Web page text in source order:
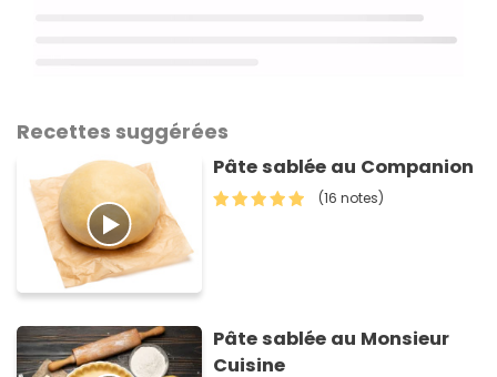
Recettes suggérées
Pâte sablée au Companion
(16 notes)
Pâte sablée au Monsieur
Cuisine